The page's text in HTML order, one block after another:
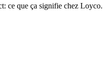
ce que ça signifie chez Loyco.